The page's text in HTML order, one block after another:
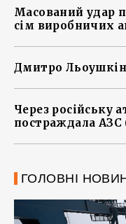
Масований удар
сім виробничих
Дмитро Льоушкін
Через російську
постраждала
ГОЛОВНІ